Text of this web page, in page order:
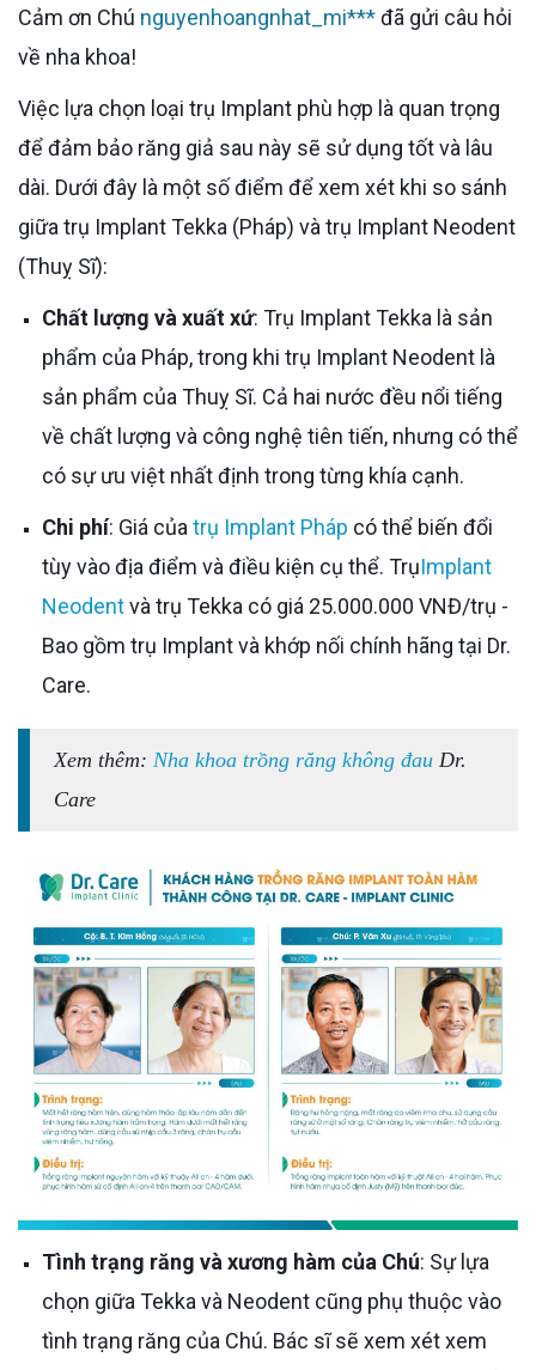
Cảm ơn Chú nguyenhoangnhat_mi***đã gửi câu hỏi
về nha khoa!
Việc lựa chọn loại trụ Implant phù hợp là quan trọng
để đảm bảo răng giả sau này sẽ sử dụng tốt và lâu
dài. Dưới đây là một số điểm để xem xét khi so sánh
giữa trụ Implant Tekka (Pháp) và trụ Implant Neodent
(Thuỵ Sĩ):
Chất lượng và xuất xứ: Trụ Implant Tekka là sản
phẩm của Pháp, trong khi trụ Implant Neodent là
sản phẩm của Thuỵ Sĩ. Cả hai nước đều nổi tiếng
về chất lượng và công nghệ tiên tiến, nhưng có thể
có sự ưu việt nhất định trong từng khía cạnh.
Chi phí: Giá của trụ Implant Pháp có thể biến đổi
tùy vào địa điểm và điều kiện cụ thể. TrụImplant
Neodentvà trụ Tekka có giá 25.000.000 VNĐ/trụ -
Bao gồm trụ Implant và khớp nối chính hãng tại Dr.
Care.
Xem thêm: Nha khoa trồng răng không đau Dr.
Care
Tình trạng răng và xương hàm của Chú: Sự lựa
chọn giữa Tekka và Neodent cũng phụ thuộc vào
tình trạng răng của Chú. Bác sĩ sẽ xem xét xem